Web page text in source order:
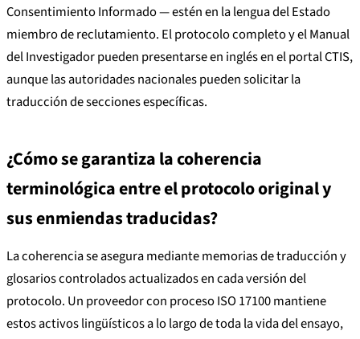
Consentimiento Informado — estén en la lengua del Estado
miembro de reclutamiento. El protocolo completo y el Manual
del Investigador pueden presentarse en inglés en el portal CTIS,
aunque las autoridades nacionales pueden solicitar la
traducción de secciones específicas.
¿Cómo se garantiza la coherencia
terminológica entre el protocolo original y
sus enmiendas traducidas?
La coherencia se asegura mediante memorias de traducción y
glosarios controlados actualizados en cada versión del
protocolo. Un proveedor con proceso ISO 17100 mantiene
estos activos lingüísticos a lo largo de toda la vida del ensayo,